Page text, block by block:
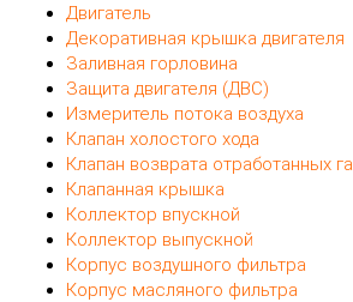
Двигатель
Декоративная крышка двигателя
Заливная горловина
Защита двигателя (ДВС)
Измеритель потока воздуха
Клапан холостого хода
Клапан возврата отработанных
Клапанная крышка
Коллектор впускной
Коллектор выпускной
Корпус воздушного фильтра
Корпус масляного фильтра